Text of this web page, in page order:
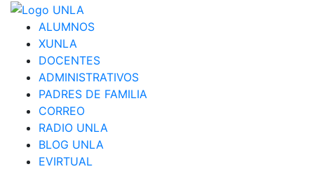
ALUMNOS
XUNLA
DOCENTES
ADMINISTRATIVOS
PADRES DE FAMILIA
CORREO
RADIO UNLA
BLOG UNLA
EVIRTUAL